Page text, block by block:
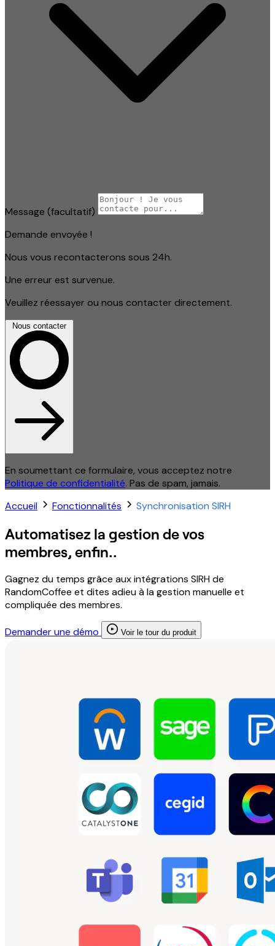
Message (facultatif)
Demande envoyée !
Nous vous recontacterons sous 24h.
Une erreur est survenue.
Veuillez réessayer ou nous contacter directement.
Nous contacter
En soumettant ce formulaire, vous acceptez notre
Politique de confidentialité. Pas de spam, jamais.
Accueil
Fonctionnalités Synchronisation SIRH
Automatisez la gestion de vos
membres, enfin..
Gagnez du temps grâce aux intégrations SIRH de
RandomCoffee et dites adieu à la gestion manuelle et
compliquée des membres.
Demander une démo Voir le tour du produit